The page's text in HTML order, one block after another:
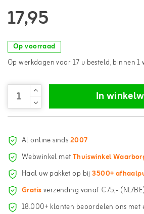
17,95
Op voorraad
Op werkdagen voor 17 u besteld, binnen
In
Al online sinds2007
Webwinkel metThuiswinkel
Haal uw pakket op bij3500+
Gratisverzending vanaf €75,- (NL/
18.000+ klanten beoordelen ons met